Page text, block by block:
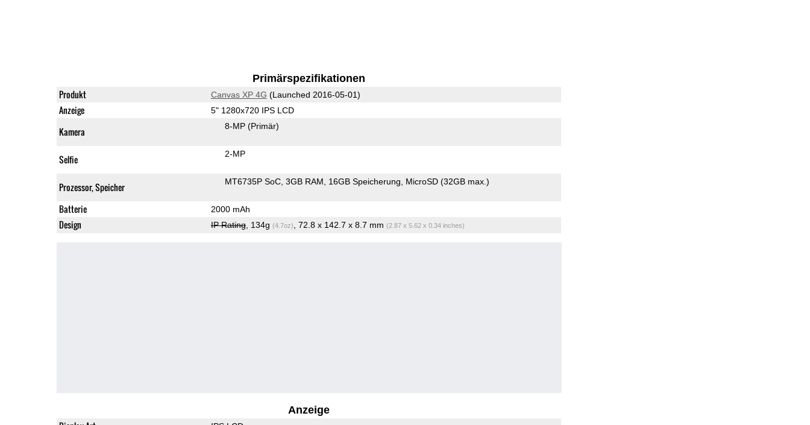
Primärspezifikationen
Produkt Canvas XP 4G (Launched 2016-05-01)
Anzeige 5" 1280x720 IPS LCD
Kamera 8-MP (Primär)
Selfie 2-MP
Prozessor, Speicher MT6735P SoC 3GB RAM 16GB Speicherung MicroSD (32GB max.)
Batterie 2000 mAh
Design IP Rating, 134g (4.7oz) , 72.8 x 142.7 x 8.7 mm (2.87 x 5.62 x 0.34 inches)
Anzeige